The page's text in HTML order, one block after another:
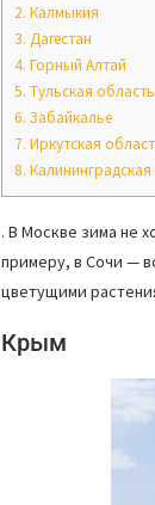
2. Калмыкия
3. Дагестан
4. Горный Алтай
5. Тульская область
6. Забайкалье
7. Иркутская
8.
. В Москве зима не
примеру, в Сочи —
цветущими
Крым